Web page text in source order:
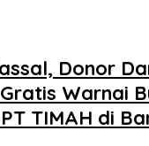
Donor
Warnai
TIMAH di